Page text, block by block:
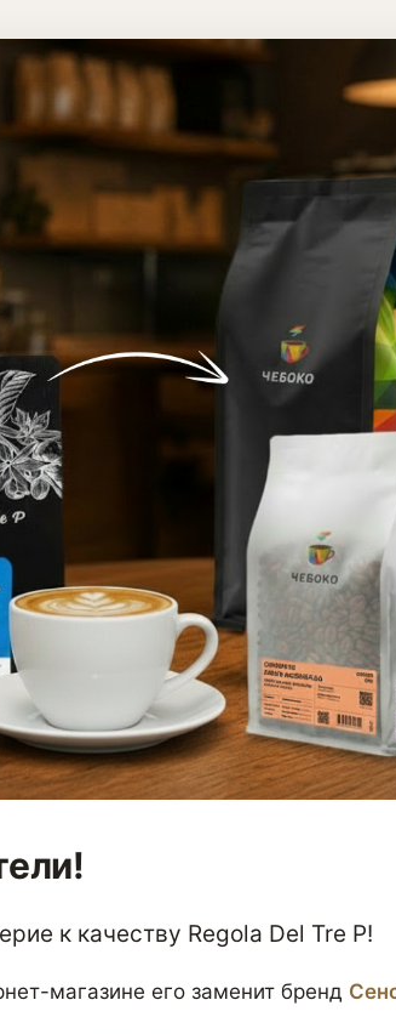
к качеству Regola Del Tre P!
магазине его заменит бренд